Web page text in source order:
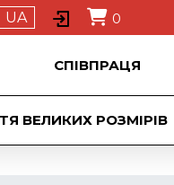
UA 0
СПІВПРАЦЯ
ВЕЛИКИХ РОЗМІРІВ